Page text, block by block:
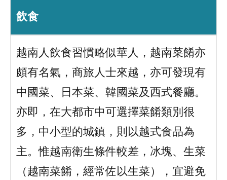
飲食
越南人飲食習慣略似華人，越南菜餚亦
頗有名氣，商旅人士來越，亦可發現有
中國菜、日本菜、韓國菜及西式餐廳。
亦即，在大都市中可選擇菜餚類別很
多，中小型的城鎮，則以越式食品為
主。惟越南衛生條件較差，冰塊、生菜
（越南菜餚，經常佐以生菜），宜避免